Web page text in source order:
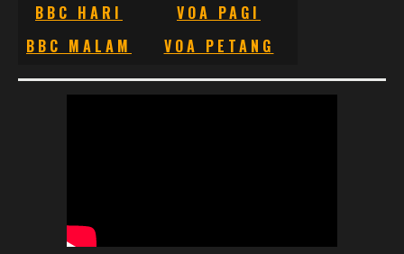
BBC HARI
VOA PAGI
BBC MALAM
VOA PETANG